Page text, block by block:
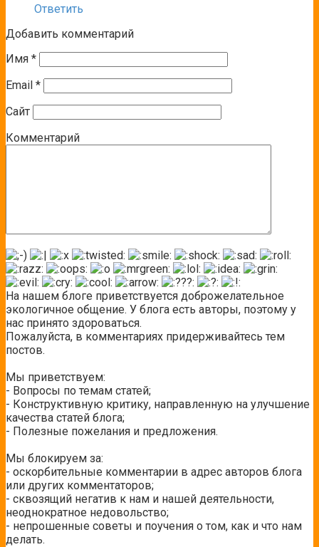
Ответить
Добавить комментарий
Имя *
Email *
Сайт
Комментарий
На нашем блоге приветствуется доброжелательное
экологичное общение. У блога есть авторы, поэтому у
нас принято здороваться.
Пожалуйста, в комментариях придерживайтесь тем
постов.
Мы приветствуем:
- Вопросы по темам статей;
- Конструктивную критику, направленную на улучшение
качества статей блога;
- Полезные пожелания и предложения.
Мы блокируем за:
- оскорбительные комментарии в адрес авторов блога
или других комментаторов;
- сквозящий негатив к нам и нашей деятельности,
неоднократное недовольство;
- непрошенные советы и поучения о том, как и что нам
делать.